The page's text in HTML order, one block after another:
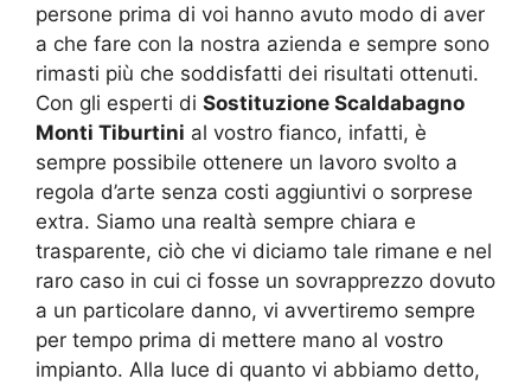
persone prima di voi hanno avuto modo di aver
a che fare con la nostra azienda e sempre sono
rimasti più che soddisfatti dei risultati ottenuti.
Con gli esperti di Sostituzione Scaldabagno
Monti Tiburtini al vostro fianco, infatti, è
sempre possibile ottenere un lavoro svolto a
regola d’arte senza costi aggiuntivi o sorprese
extra. Siamo una realtà sempre chiara e
trasparente, ciò che vi diciamo tale rimane e nel
raro caso in cui ci fosse un sovrapprezzo dovuto
a un particolare danno, vi avvertiremo sempre
per tempo prima di mettere mano al vostro
impianto. Alla luce di quanto vi abbiamo detto,